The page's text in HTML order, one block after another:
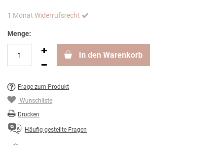
1 Monat Widerrufsrecht
Menge:
In den Warenkorb
Frage zum Produkt
Wunschliste
Drucken
Häufig gestellte Fragen